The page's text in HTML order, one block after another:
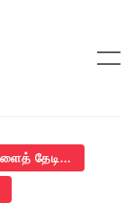
தேடி...